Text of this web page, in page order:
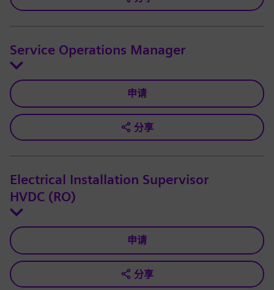
Service Operations Manager
申请
分享
Electrical Installation Supervisor
HVDC (RO)
申请
分享